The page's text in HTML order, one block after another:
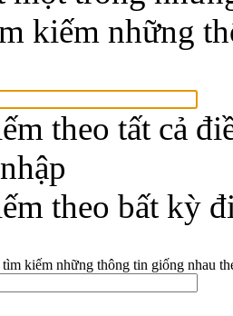
kiếm những
theo tất cả
theo bất kỳ
tìm kiếm những thông tin giống nhau